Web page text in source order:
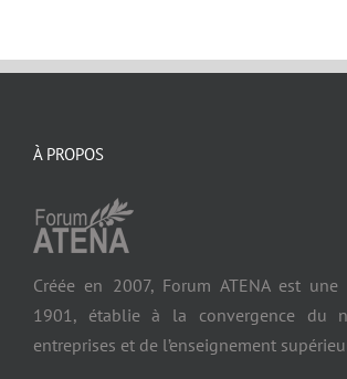
À PROPOS
Créée en 2007, Forum ATENA est
1901, établie à la convergence du
entreprises et de l’enseignement